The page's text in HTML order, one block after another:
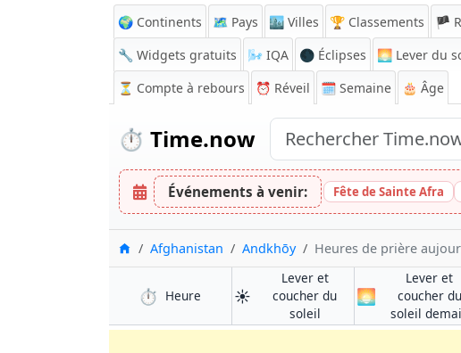
🌍 Continents 🗺️ Pays 🏙️ Villes 🏆 Classements 🏴
🔧 Widgets gratuits
🌬️ IQA 🌑 Éclipses 🌅 Lever du
⏳ Compte à rebours ⏰ Réveil 🗓️ Semaine 🎂 Âge
⏱️ Time.now
Événements à venir: Fête de Sainte Afra
Accueil
Afghanistan Andkhōy Heures de prière
⏱️ Heure à Andkhōy
☀️
Lever et
coucher du
soleilà Andkhōy
🌅
Lever et
coucher du
soleil